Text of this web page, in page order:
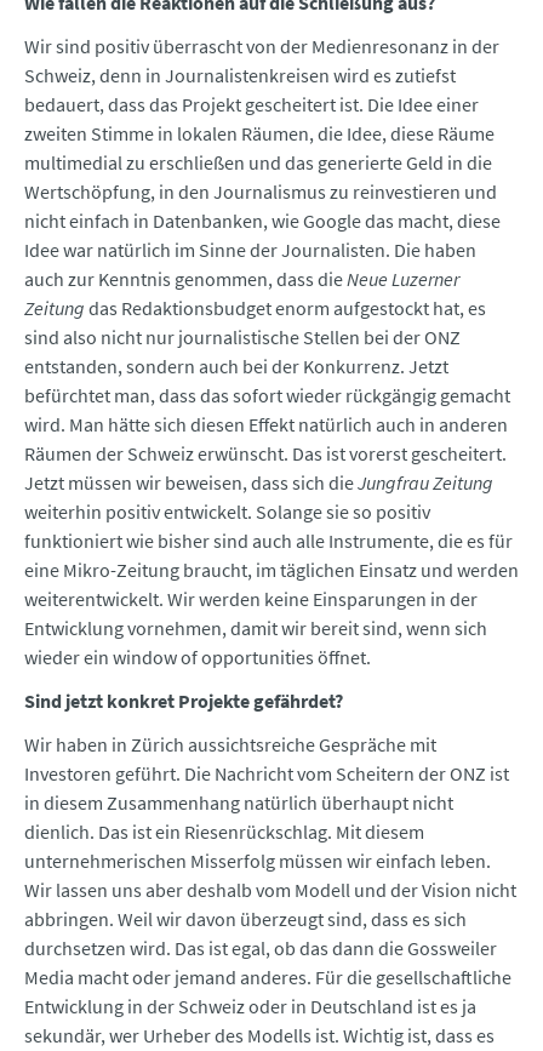
Wir sind positiv überrascht von der Medienresonanz in der
Schweiz, denn in Journalistenkreisen wird es zutiefst
bedauert, dass das Projekt gescheitert ist. Die Idee einer
zweiten Stimme in lokalen Räumen, die Idee, diese Räume
multimedial zu erschließen und das generierte Geld in die
Wertschöpfung, in den Journalismus zu reinvestieren und
nicht einfach in Datenbanken, wie Google das macht, diese
Idee war natürlich im Sinne der Journalisten. Die haben
auch zur Kenntnis genommen, dass dieNeue Luzerner
Zeitung das Redaktionsbudget enorm aufgestockt hat, es
sind also nicht nur journalistische Stellen bei der ONZ
entstanden, sondern auch bei der Konkurrenz. Jetzt
befürchtet man, dass das sofort wieder rückgängig gemacht
wird. Man hätte sich diesen Effekt natürlich auch in anderen
Räumen der Schweiz erwünscht. Das ist vorerst gescheitert.
Jetzt müssen wir beweisen, dass sich dieJungfrau Zeitung
weiterhin positiv entwickelt. Solange sie so positiv
funktioniert wie bisher sind auch alle Instrumente, die es für
eine Mikro-Zeitung braucht, im täglichen Einsatz und werden
weiterentwickelt. Wir werden keine Einsparungen in der
Entwicklung vornehmen, damit wir bereit sind, wenn sich
wieder ein window of opportunities öffnet.
Sind jetzt konkret Projekte gefährdet?
Wir haben in Zürich aussichtsreiche Gespräche mit
Investoren geführt. Die Nachricht vom Scheitern der ONZ ist
in diesem Zusammenhang natürlich überhaupt nicht
dienlich. Das ist ein Riesenrückschlag. Mit diesem
unternehmerischen Misserfolg müssen wir einfach leben.
Wir lassen uns aber deshalb vom Modell und der Vision nicht
abbringen. Weil wir davon überzeugt sind, dass es sich
durchsetzen wird. Das ist egal, ob das dann die Gossweiler
Media macht oder jemand anderes. Für die gesellschaftliche
Entwicklung in der Schweiz oder in Deutschland ist es ja
sekundär, wer Urheber des Modells ist. Wichtig ist, dass es